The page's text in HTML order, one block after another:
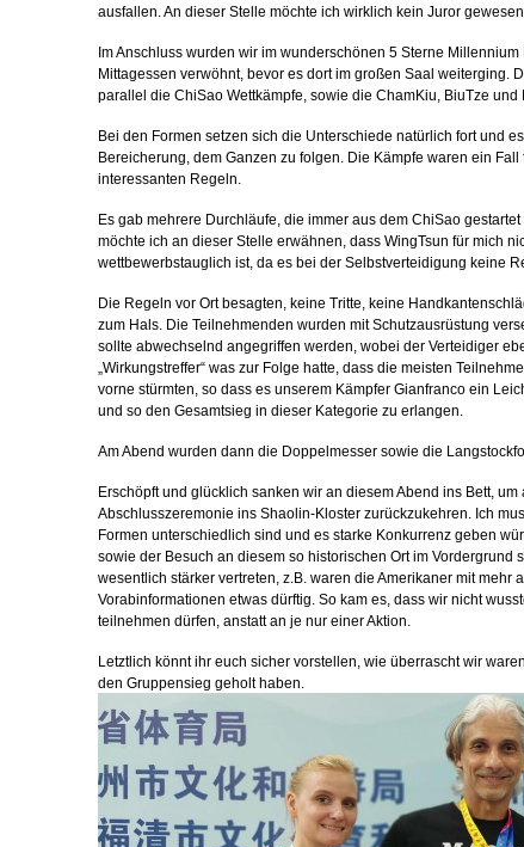
ausfallen. An dieser Stelle möchte ich wirklich kein Juror
Im Anschluss wurden wir im wunderschönen 5 Sterne Millennium
Mittagessen verwöhnt, bevor es dort im großen Saal weiterging.
parallel die ChiSao Wettkämpfe, sowie die ChamKiu, BiuTze und
Bei den Formen setzen sich die Unterschiede natürlich fort und
Bereicherung, dem Ganzen zu folgen. Die Kämpfe waren ein Fall
interessanten Regeln.
Es gab mehrere Durchläufe, die immer aus dem ChiSao
möchte ich an dieser Stelle erwähnen, dass WingTsun für mich
wettbewerbstauglich ist, da es bei der Selbstverteidigung keine
Die Regeln vor Ort besagten, keine Tritte, keine
zum Hals. Die Teilnehmenden wurden mit Schutzausrüstung
sollte abwechselnd angegriffen werden, wobei der Verteidiger
„Wirkungstreffer“ was zur Folge hatte, dass die meisten
vorne stürmten, so dass es unserem Kämpfer Gianfranco ein
und so den Gesamtsieg in dieser Kategorie zu erlangen.
Am Abend wurden dann die Doppelmesser sowie die
Erschöpft und glücklich sanken wir an diesem Abend ins Bett,
Abschlusszeremonie ins Shaolin-Kloster zurückzukehren. Ich
Formen unterschiedlich sind und es starke Konkurrenz geben
sowie der Besuch an diesem so historischen Ort im Vordergrund
wesentlich stärker vertreten, z.B. waren die Amerikaner mit mehr
Vorabinformationen etwas dürftig. So kam es, dass wir nicht
teilnehmen dürfen, anstatt an je nur einer Aktion.
Letztlich könnt ihr euch sicher vorstellen, wie überrascht wir
den Gruppensieg geholt haben.